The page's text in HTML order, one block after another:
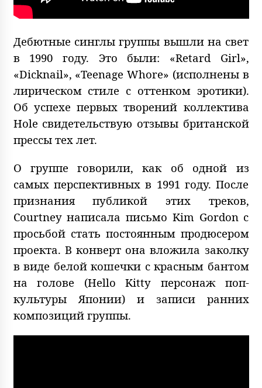
Дебютные синглы группы вышли на свет
в 1990 году. Это были: «Retard Girl»,
«Dicknail», «Teenage Whore» (исполнены в
лирическом стиле с оттенком эротики).
Об успехе первых творений коллектива
Hole свидетельствую отзывы британской
прессы тех лет.
О группе говорили, как об одной из
самых перспективных в 1991 году. После
признания публикой этих треков,
Courtney написала письмо Kim Gordon с
просьбой стать постоянным продюсером
проекта. В конверт она вложила заколку
в виде белой кошечки с красным бантом
на голове (Hello Kitty персонаж поп-
культуры Японии) и записи ранних
композиций группы.